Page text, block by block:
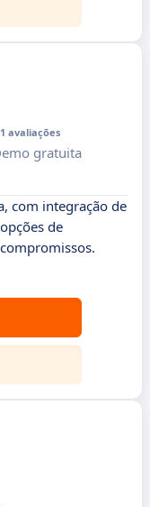
avaliações
gratuita
com integração de
de